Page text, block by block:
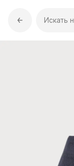
Искать